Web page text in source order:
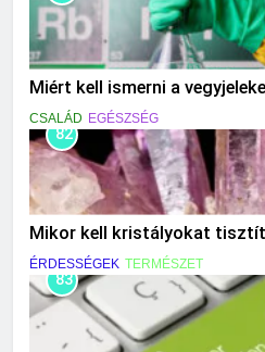
Miért kell ismerni a
CSALÁD EGÉSZSÉG
82
Mikor kell kristályokat
ÉRDESSÉGEK TERMÉSZET
83